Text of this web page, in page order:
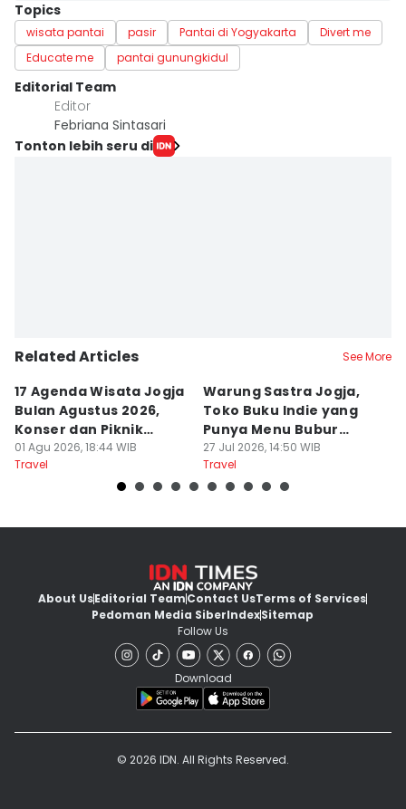
Topics
wisata pantai pasir Pantai di Yogyakarta
Divert me
Educate me
pantai gunungkidul
Editorial Team
Editor
Febriana Sintasari
Tonton lebih seru di
Related Articles See More
17 Agenda Wisata Jogja
Bulan Agustus 2026,
Konser dan Piknik
Literasi
01 Agu 2026, 18:44 WIB
Travel
Warung Sastra Jogja,
Toko Buku Indie yang
Punya Menu Bubur
Manado
27 Jul 2026, 14:50 WIB
Travel
About UsEditorial TeamContact UsTerms of Services
Pedoman Media SiberIndexSitemap
Follow Us
Download
© 2026 IDN. All Rights Reserved.